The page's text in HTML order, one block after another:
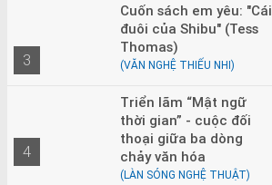
3
Cuốn sách em yêu: "Cái
đuôi của Shibu" (Tess
Thomas)
(VĂN NGHỆ THIẾU NHI)
4
Triển lãm “Mật ngữ
thời gian” - cuộc đối
thoại giữa ba dòng
chảy văn hóa
(LÀN SÓNG NGHỆ THUẬT)